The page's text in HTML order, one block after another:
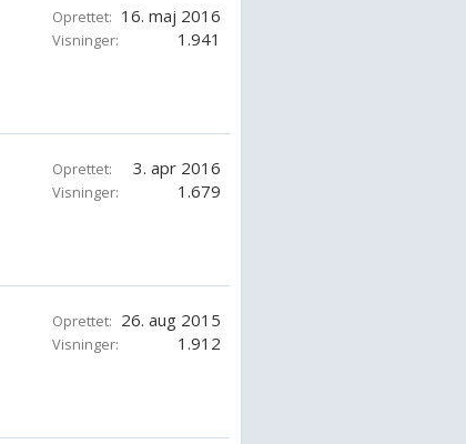
Oprettet: 16. maj 2016
Visninger: 1.941
Oprettet: 3. apr 2016
Visninger: 1.679
Oprettet: 26. aug 2015
Visninger: 1.912